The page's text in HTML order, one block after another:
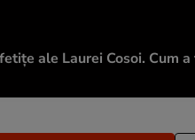
ale Laurei Cosoi. Cum